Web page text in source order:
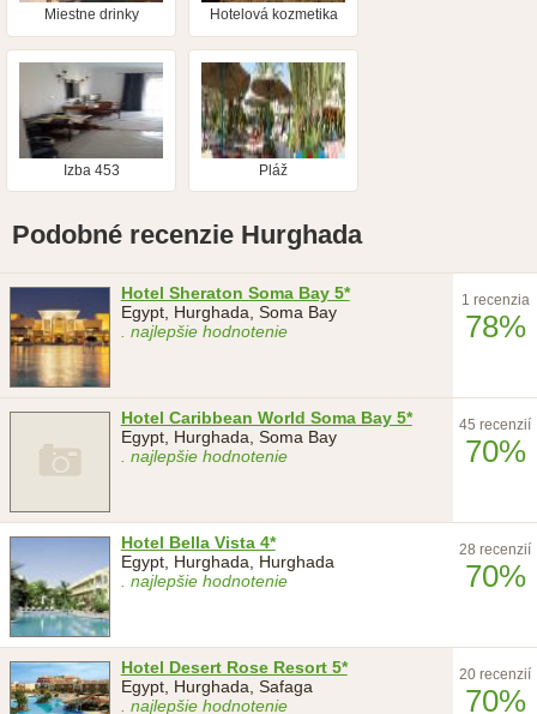
Miestne drinky Hotelová kozmetika
Izba 453 Pláž
Podobné recenzie Hurghada
Hotel Sheraton Soma Bay 5*
Egypt, Hurghada, Soma Bay
. najlepšie hodnotenie
1 recenzia
78%
Hotel Caribbean World Soma Bay 5*
Egypt, Hurghada, Soma Bay
. najlepšie hodnotenie
45 recenzií
70%
Hotel Bella Vista 4*
Egypt, Hurghada, Hurghada
. najlepšie hodnotenie
28 recenzií
70%
Hotel Desert Rose Resort 5*
Egypt, Hurghada, Safaga
. najlepšie hodnotenie
20 recenzií
70%